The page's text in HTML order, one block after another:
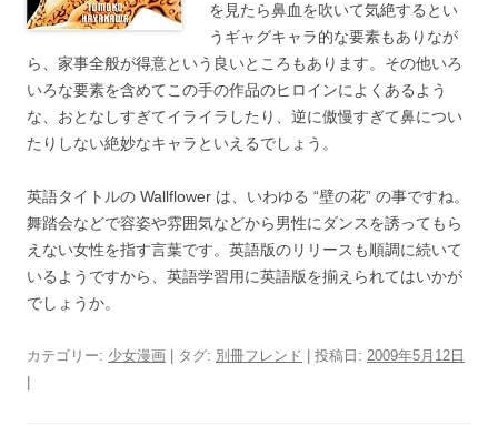
を見たら鼻血を吹いて気絶するとい
うギャグキャラ的な要素もありなが
ら、家事全般が得意という良いところもあります。その他いろ
いろな要素を含めてこの手の作品のヒロインによくあるよう
な、おとなしすぎてイライラしたり、逆に傲慢すぎて鼻につい
たりしない絶妙なキャラといえるでしょう。
英語タイトルの Wallflower は、いわゆる “壁の花” の事ですね。
舞踏会などで容姿や雰囲気などから男性にダンスを誘ってもら
えない女性を指す言葉です。英語版のリリースも順調に続いて
いるようですから、英語学習用に英語版を揃えられてはいかが
でしょうか。
カテゴリー: 少女漫画 | タグ: 別冊フレンド | 投稿日: 2009年5月12日